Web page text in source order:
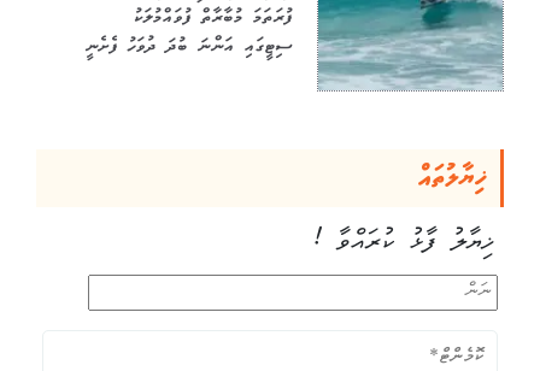
ފުރަތަމަ މުބާރާތް ފުވައްމުލަކު
ސިޓީގައި އަންނަ ބުދަ ދުވަހު ފެށެނީ
ޚިޔާލުތައް
ޚިޔާލު ފާޅު ކުރައްވާ !